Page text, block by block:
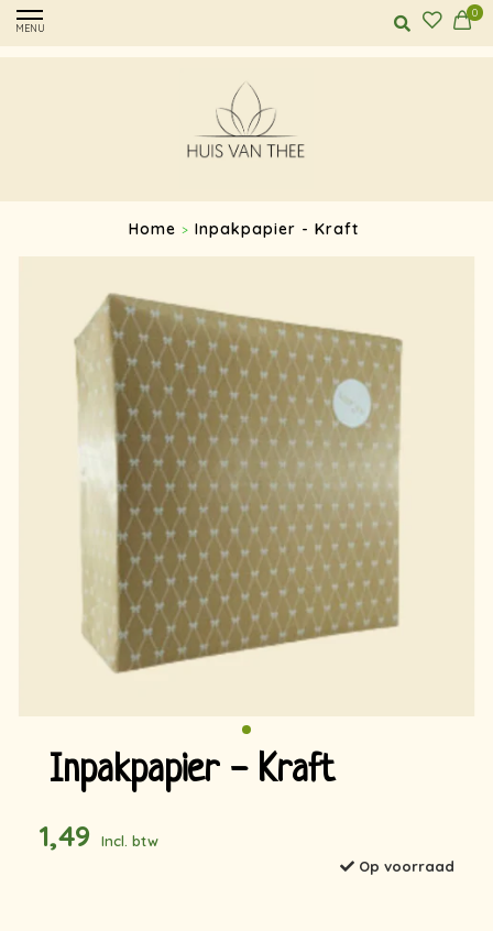
MENU
0
Home > Inpakpapier - Kraft
Inpakpapier - Kraft
1,49
Incl. btw
Op voorraad